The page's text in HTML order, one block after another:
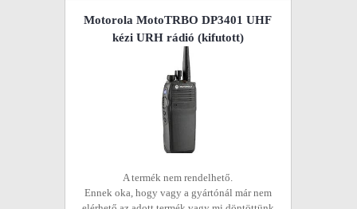
Motorola MotoTRBO DP3401 UHF
kézi URH rádió (kifutott)
A termék nem rendelhető.
Ennek oka, hogy vagy a gyártónál már nem